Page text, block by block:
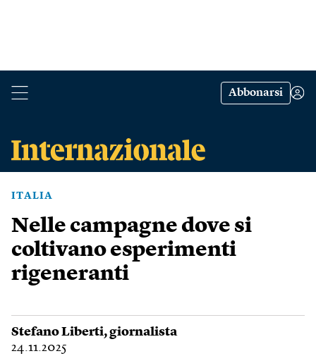
Abbonarsi
ITALIA
Nelle campagne dove si
coltivano esperimenti
rigeneranti
Stefano Liberti, giornalista
24.11.2025